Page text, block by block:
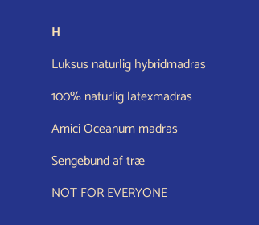
H
Luksus naturlig hybridmadras
100% naturlig latexmadras
Amici Oceanum madras
Sengebund af træ
NOT FOR EVERYONE